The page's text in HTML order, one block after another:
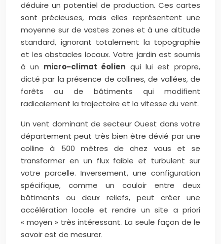
déduire un potentiel de production. Ces cartes
sont précieuses, mais elles représentent une
moyenne sur de vastes zones et à une altitude
standard, ignorant totalement la topographie
et les obstacles locaux. Votre jardin est soumis
à un micro-climat éolien qui lui est propre,
dicté par la présence de collines, de vallées, de
forêts ou de bâtiments qui modifient
radicalement la trajectoire et la vitesse du vent.
Un vent dominant de secteur Ouest dans votre
département peut très bien être dévié par une
colline à 500 mètres de chez vous et se
transformer en un flux faible et turbulent sur
votre parcelle. Inversement, une configuration
spécifique, comme un couloir entre deux
bâtiments ou deux reliefs, peut créer une
accélération locale et rendre un site a priori
« moyen » très intéressant. La seule façon de le
savoir est de mesurer.